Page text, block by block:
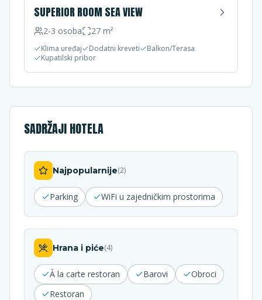
SUPERIOR ROOM SEA VIEW
2-3 osoba 27 m²
Klima uređaj Dodatni kreveti
Balkon/Terasa
Kupatilski pribor
SADRŽAJI HOTELA
Najpopularnije(2)
Parking WiFi u zajedničkim prostorima
Hrana i piće(4)
À la carte restoran Barovi
Obroci
Restoran